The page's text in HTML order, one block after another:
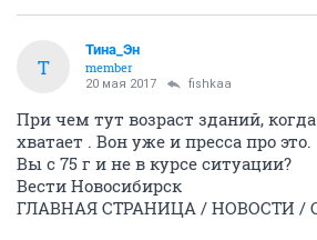
Т
Тина_Эн
member
20 мая 2017 fishkaa
При чем тут возраст зданий,
хватает . Вон уже и пресса про это.
Вы с 75 г и не в курсе ситуации?
Вести Новосибирск
ГЛАВНАЯ СТРАНИЦА / НОВОСТИ /